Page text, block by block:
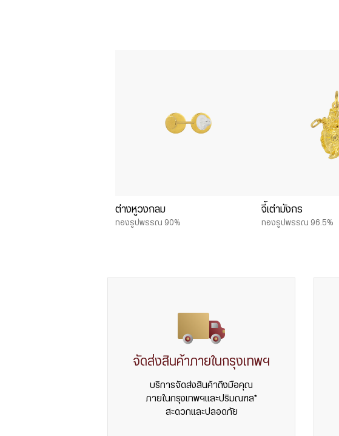
ต่างหูวงกลม
ทองรูปพรรณ 90%
จี้เต่ามังกร
ทองรูปพรรณ 96.5%
จัดส่งสินค้าภายในกรุงเทพฯ
บริการจัดส่งสินค้าถึงมือคุณ
ภายในกรุงเทพฯและปริมณฑล*
สะดวกและปลอดภัย